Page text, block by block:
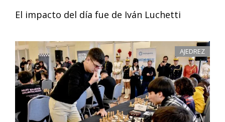
El impacto del día fue de Iván Luchetti
AJEDREZ